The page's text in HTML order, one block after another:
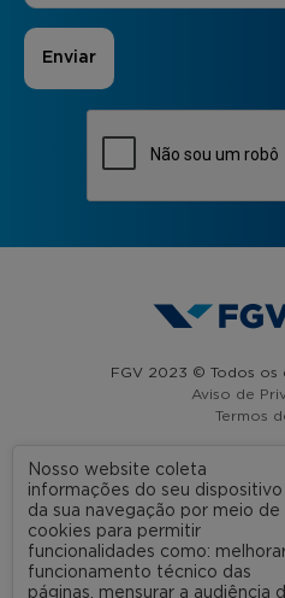
FGV 2023 © Todos os
Aviso de
Termos
A
Nossas
Nosso website coleta
informações do seu dispositivo
da sua navegação por meio de
cookies para permitir
funcionalidades como:
funcionamento técnico das
páginas, mensurar a audiência